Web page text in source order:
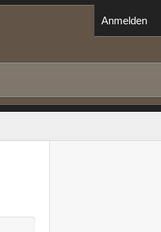
Anmelden